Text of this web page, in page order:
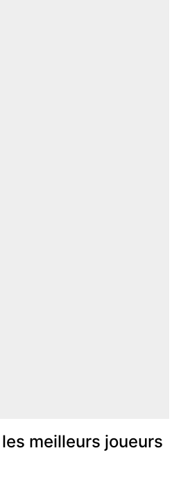
meilleurs joueurs